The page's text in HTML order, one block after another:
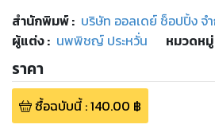
สำนักพิมพ์: บริษัท ออลเดย์ ช็อปปิ้ง จ
ผู้แต่ง : นพพิชญ์ ประหวั่น หมวดหมู่
ราคา
ซื้อฉบับนี้:140.00 ฿